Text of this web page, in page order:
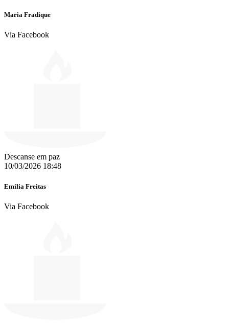
Maria Fradique
Via Facebook
Descanse em paz ️
10/03/2026 18:48
Emilia Freitas
Via Facebook